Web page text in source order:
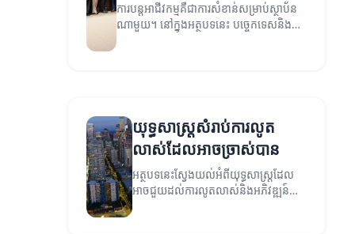
ការបន្តអាជីវកម្មគឺជាការសំខាន់សម្រាប់ស្ថាប័ន
ណាមួយ។ នៅក្នុងអត្ថបទនេះ បច្ចេកទេសនិង
យុទ្ធសាស្ត្រសំរាប់ការលូត
លាស់ដែលអាចច្រាស់បាន
អត្ថបទនេះស្វែងយល់អំពីយុទ្ធសាស្ត្រដែល
អាចជួយដល់ការលូតលាស់និងអភិវឌ្ឍន៍នៅ
ក្នុងអាជីវកម្ម។